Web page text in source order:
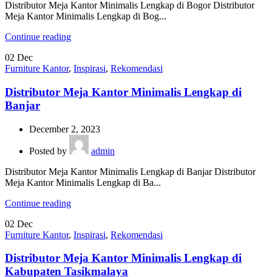
Distributor Meja Kantor Minimalis Lengkap di Bogor Distributor
Meja Kantor Minimalis Lengkap di Bog...
Continue reading
02 Dec
Furniture Kantor, Inspirasi, Rekomendasi
Distributor Meja Kantor Minimalis Lengkap di
Banjar
December 2, 2023
Posted by
admin
Distributor Meja Kantor Minimalis Lengkap di Banjar Distributor
Meja Kantor Minimalis Lengkap di Ba...
Continue reading
02 Dec
Furniture Kantor, Inspirasi, Rekomendasi
Distributor Meja Kantor Minimalis Lengkap di
Kabupaten Tasikmalaya